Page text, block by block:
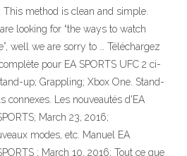
method is clean and simple.
looking for “the ways to watch
well we are sorry to … Téléchargez
pour EA SPORTS UFC 2 ci-
up; Grappling; Xbox One. Stand-
connexes. Les nouveautés d'EA
March 23, 2016;
modes, etc. Manuel EA
; March 10, 2016; Tout ce que